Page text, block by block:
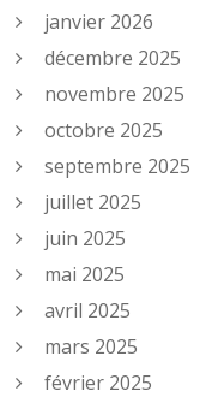
janvier 2026
décembre 2025
novembre 2025
octobre 2025
septembre 2025
juillet 2025
juin 2025
mai 2025
avril 2025
mars 2025
février 2025